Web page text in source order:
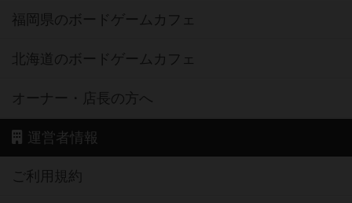
福岡県のボードゲームカフェ
北海道のボードゲームカフェ
オーナー・店長の方へ
運営者情報
ご利用規約